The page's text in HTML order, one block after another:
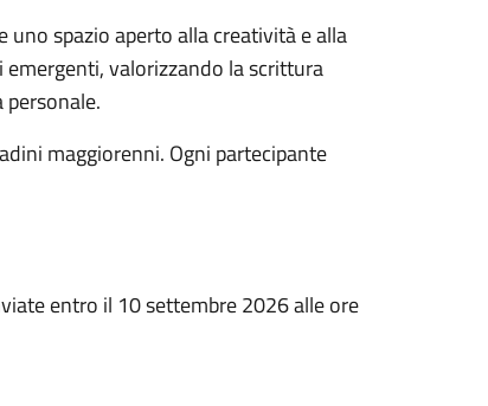
spazio aperto alla creatività e alla
valorizzando la scrittura
maggiorenni. Ogni partecipante
entro il 10 settembre 2026 alle ore